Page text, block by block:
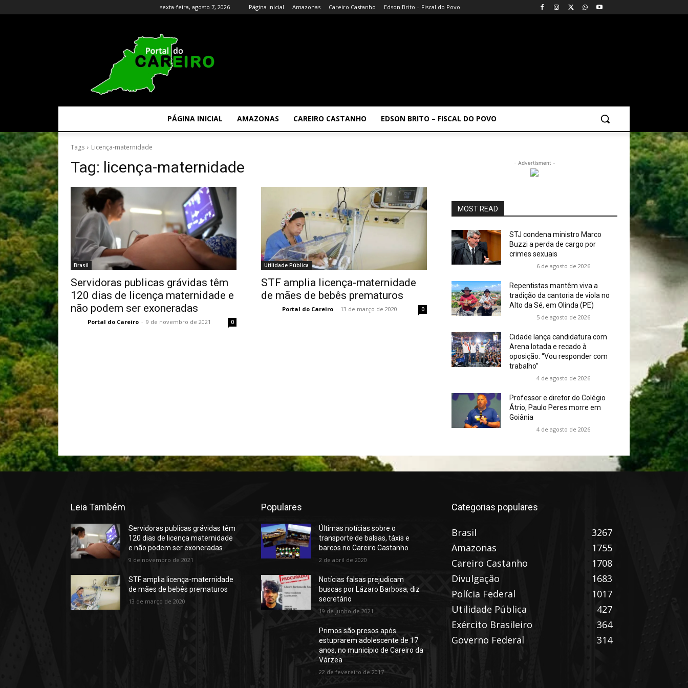
sexta-feira, agosto 7, 2026 Página Inicial Amazonas Careiro Castanho Edson Brito – Fiscal do Povo
PÁGINA INICIAL AMAZONAS CAREIRO CASTANHO EDSON BRITO – FISCAL DO POVO
Tags Licença-maternidade
Tag: licença-maternidade
Brasil
Servidoras publicas grávidas têm
120 dias de licença maternidade e
não podem ser exoneradas
Portal do Careiro - 9 de novembro de 2021 0
Utilidade Pública
STF amplia licença-maternidade
de mães de bebês prematuros
Portal do Careiro - 13 de março de 2020 0
- Advertisment -
MOST READ
STJ condena ministro Marco
Buzzi a perda de cargo por
crimes sexuais
6 de agosto de 2026
Repentistas mantêm viva a
tradição da cantoria de viola no
Alto da Sé, em Olinda (PE)
5 de agosto de 2026
Cidade lança candidatura com
Arena lotada e recado à
oposição: “Vou responder com
trabalho”
4 de agosto de 2026
Professor e diretor do Colégio
Átrio, Paulo Peres morre em
Goiânia
4 de agosto de 2026
Leia Também
Servidoras publicas grávidas têm
120 dias de licença maternidade
e não podem ser exoneradas
9 de novembro de 2021
STF amplia licença-maternidade
de mães de bebês prematuros
13 de março de 2020
Populares
Últimas notícias sobre o
transporte de balsas, táxis e
barcos no Careiro Castanho
2 de abril de 2020
Notícias falsas prejudicam
buscas por Lázaro Barbosa, diz
secretário
19 de junho de 2021
Primos são presos após
estuprarem adolescente de 17
anos, no município de Careiro da
Várzea
22 de fevereiro de 2017
Categorias populares
Brasil
3267
Amazonas
1755
Careiro Castanho
1708
Divulgação
1683
Polícia Federal
1017
Utilidade Pública
427
Exército Brasileiro
364
Governo Federal
314